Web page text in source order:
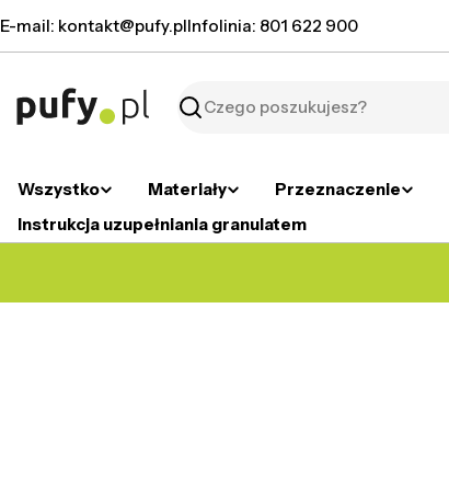
do
E-mail: kontakt@pufy.plInfolinia: 801 622 900
Szukaj
Wszystko Materiały Przeznaczenie
Instrukcja uzupełniania granulatem